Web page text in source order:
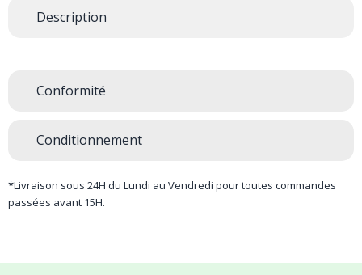
Description
Conformité
Conditionnement
*Livraison sous 24H du Lundi au Vendredi pour toutes commandes
passées avant 15H.